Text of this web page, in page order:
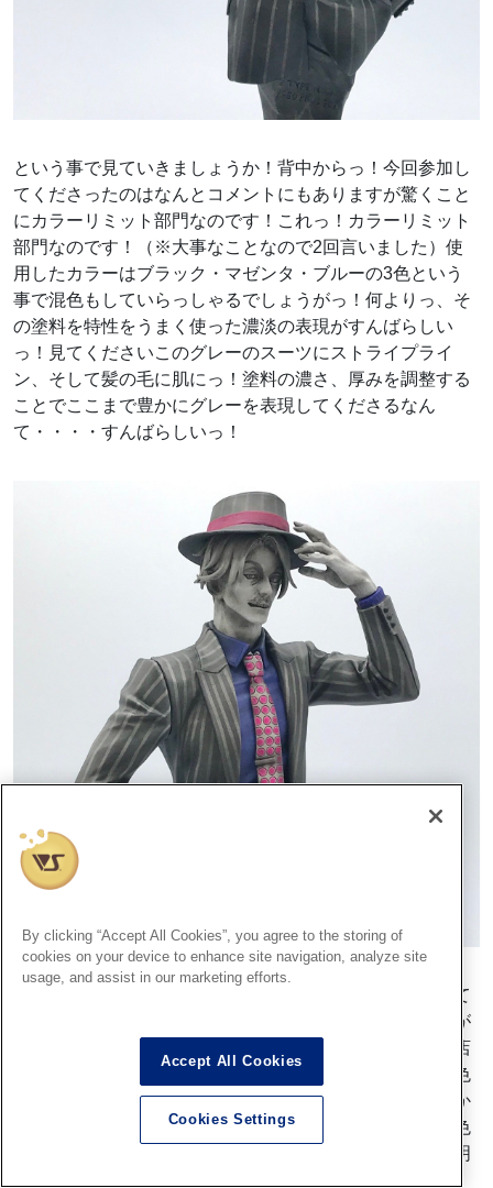
という事で見ていきましょうか！背中からっ！今回参加し
てくださったのはなんとコメントにもありますが驚くこと
にカラーリミット部門なのです！これっ！カラーリミット
部門なのです！（※大事なことなので2回言いました）使
用したカラーはブラック・マゼンタ・ブルーの3色という
事で混色もしていらっしゃるでしょうがっ！何よりっ、そ
の塗料を特性をうまく使った濃淡の表現がすんばらしい
っ！見てくださいこのグレーのスーツにストライプライ
ン、そして髪の毛に肌にっ！塗料の濃さ、厚みを調整する
ことでここまで豊かにグレーを表現してくださるなん
て・・・・すんばらしいっ！
はいではイケているオジサマのご尊顔と言うか正面も見て
いきましょう！こちらでは各位部に入れられている色！が
とても印象的ですね、皆さんはどこに目が行きますか？店
長はとってもきれいなマゼンタに目が行きました！この色
のチョイスの素晴らしいところはシャツのブルーと言うか
紫とマゼンタが類似色であることで調和をとれつつも、色
の違いだけでなく特にネクタイ部分のトーン（明度）を明
By clicking “Accept All Cookies”, you agree to the storing of
cookies on your device to enhance site navigation, analyze site
usage, and assist in our marketing efforts.
Accept All Cookies
Cookies Settings